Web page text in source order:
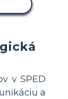
v SPED
a